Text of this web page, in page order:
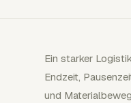
Ein starker
Endzeit,
und